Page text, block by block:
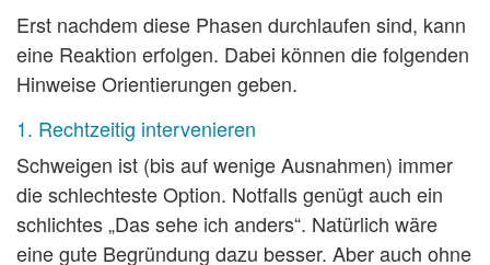
Erst nachdem diese Phasen durchlaufen sind, kann
eine Reaktion erfolgen. Dabei können die folgenden
Hinweise Orientierungen geben.
1. Rechtzeitig intervenieren
Schweigen ist (bis auf wenige Ausnahmen) immer
die schlechteste Option. Notfalls genügt auch ein
schlichtes „Das sehe ich anders“. Natürlich wäre
eine gute Begründung dazu besser. Aber auch ohne